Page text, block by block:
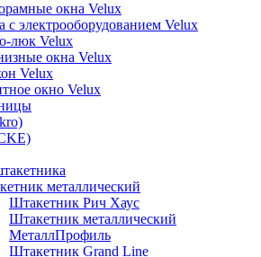
окна Velux
с электрооборудованием Velux
люк Velux
окна Velux
Velux
окно Velux
металлический
Штакетник Рич Хаус
Штакетник металлический
МеталлПрофиль
Штакетник Grand Line